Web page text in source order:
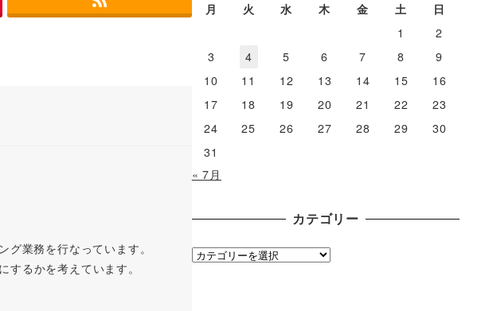
業務を行なっています。
るかを考えています。
ブ
月
火 水 木 金 土
日
1
2
3
4 5 6 7 8
9
10
11 12 13 14 15
16
17
18 19 20 21 22
23
24
25 26 27 28 29
30
31
« 7月
カテゴリー
カ